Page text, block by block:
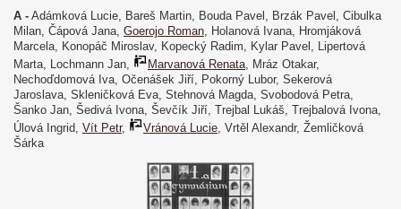
A - Adámková Lucie, Bareš Martin, Bouda Pavel, Brzák Pavel, Cibulka
Milan, Čápová Jana, Goerojo Roman , Holanová Ivana, Hromjáková
Marcela, Konopáč Miroslav, Kopecký Radim, Kylar Pavel, Lipertová
Marta, Lochmann Jan,
Marvanová Renata , Mráz Otakar,
Nechoďdomová Iva, Očenášek Jiří, Pokorný Lubor, Sekerová
Jaroslava, Skleničková Eva, Stehnová Magda, Svobodová Petra,
Šanko Jan, Šedivá Ivona, Ševčík Jiří, Trejbal Lukáš, Trejbalová Ivona,
Úlová Ingrid, Vít Petr, Vránová Lucie , Vrtěl Alexandr, Žemličková
Šárka